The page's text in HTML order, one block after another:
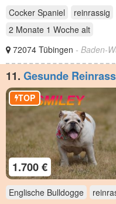
Cocker Spaniel
reinrassig
2 Monate 1 Woche alt
72074 Tübingen - Baden-
11. Gesunde
Welpen
1.700 €
TOP
Englische Bulldogge